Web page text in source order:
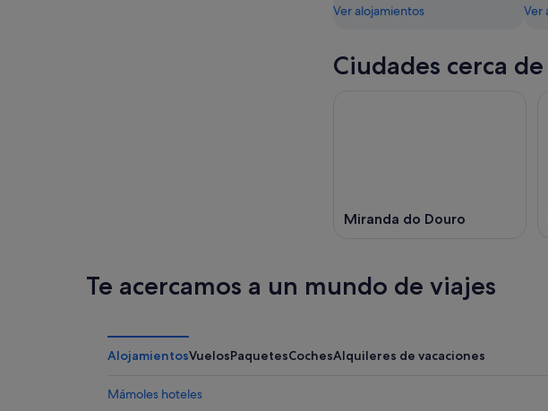
Ver alojamientos
Ver
Ciudades cerca
Miranda do Douro
Te acercamos a un mundo de viajes
AlojamientosVuelosPaquetesCochesAlquileres de vacaciones
Mámoles hoteles